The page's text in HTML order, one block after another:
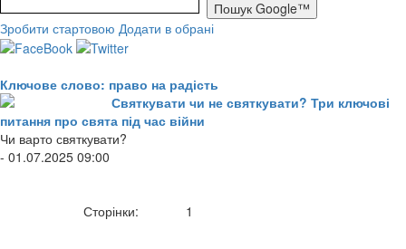
Зробити стартовою Додати в обрані
Ключове слово: право на радість
Святкувати чи не святкувати? Три ключові
питання про свята під час війни
Чи варто святкувати?
- 01.07.2025 09:00
Сторінки: 1